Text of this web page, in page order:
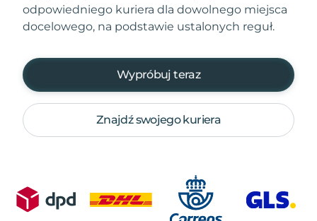
odpowiedniego kuriera dla dowolnego miejsca
docelowego, na podstawie ustalonych reguł.
Wypróbuj teraz
Znajdź swojego kuriera